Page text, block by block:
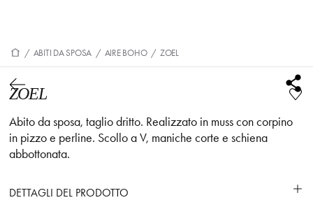
/ ABITI DA SPOSA / AIRE BOHO / ZOEL
ZOEL
Abito da sposa, taglio dritto. Realizzato in muss con corpino
in pizzo e perline. Scollo a V, maniche corte e schiena
abbottonata.
DETTAGLI DEL PRODOTTO